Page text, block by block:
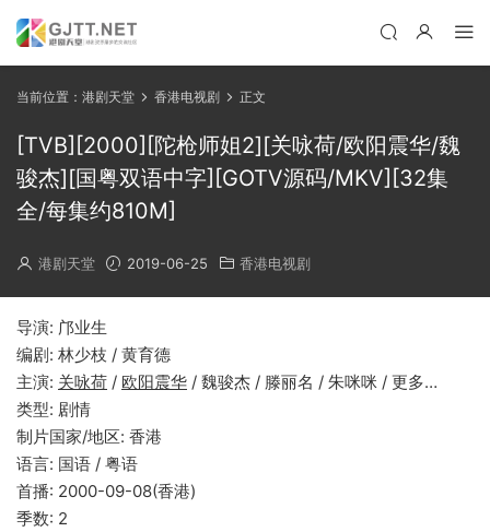
当前位置： 港剧天堂 香港电视剧 正文
[TVB][2000][陀枪师姐2][关咏荷/欧阳震华/魏
骏杰][国粤双语中字][GOTV源码/MKV][32集
全/每集约810M]
港剧天堂 2019-06-25 香港电视剧
导演: 邝业生
编剧: 林少枝 / 黄育德
主演: 关咏荷 / 欧阳震华 / 魏骏杰 / 滕丽名 / 朱咪咪 / 更多…
类型: 剧情
制片国家/地区: 香港
语言: 国语 / 粤语
首播: 2000-09-08(香港)
季数: 2